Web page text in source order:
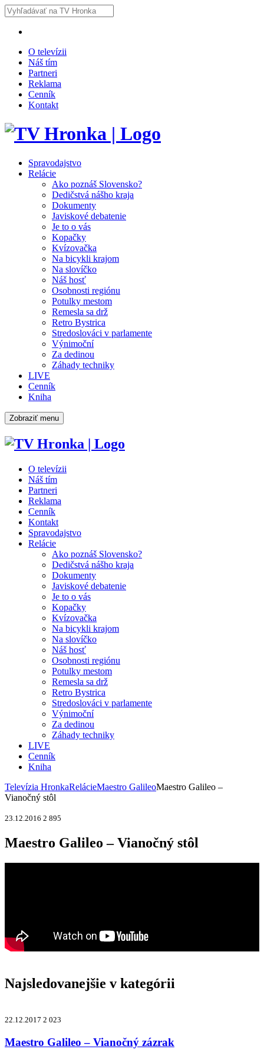
O televízii
Náš tím
Partneri
Reklama
Cenník
Kontakt
Spravodajstvo
Relácie
Ako poznáš Slovensko?
Dedičstvá nášho kraja
Dokumenty
Javiskové debatenie
Je to o vás
Kopačky
Kvízovačka
Na bicykli krajom
Na slovíčko
Náš hosť
Osobnosti regiónu
Potulky mestom
Remesla sa drž
Retro Bystrica
Stredoslováci v parlamente
Výnimoční
Za dedinou
Záhady techniky
LIVE
Cenník
Kniha
Zobraziť menu
O televízii
Náš tím
Partneri
Reklama
Cenník
Kontakt
Spravodajstvo
Relácie
Ako poznáš Slovensko?
Dedičstvá nášho kraja
Dokumenty
Javiskové debatenie
Je to o vás
Kopačky
Kvízovačka
Na bicykli krajom
Na slovíčko
Náš hosť
Osobnosti regiónu
Potulky mestom
Remesla sa drž
Retro Bystrica
Stredoslováci v parlamente
Výnimoční
Za dedinou
Záhady techniky
LIVE
Cenník
Kniha
Televízia HronkaRelácieMaestro GalileoMaestro Galileo –
Vianočný stôl
23.12.2016 2 895
Maestro Galileo – Vianočný stôl
Najsledovanejšie v kategórii
22.12.2017 2 023
Maestro Galileo – Vianočný zázrak